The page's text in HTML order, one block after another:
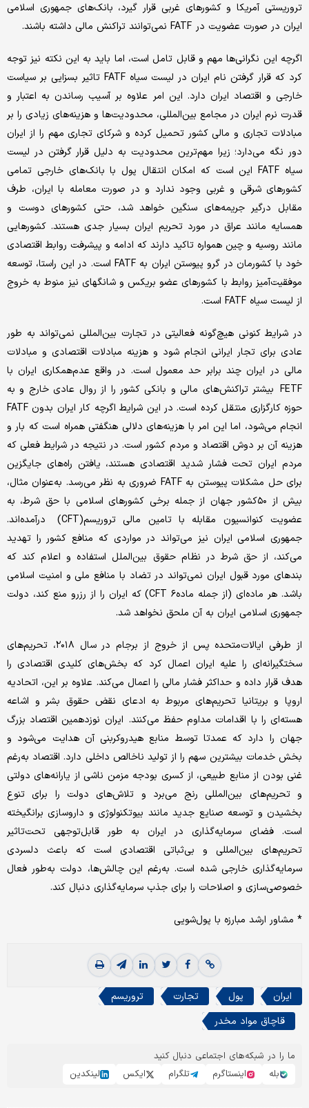
تروریستی آمریکا و کشورهای غربی قرار گیرد، بانک‌های جمهوری اسلامی
ایران در صورت عضویت در FATF نمی‌توانند تراکنش مالی داشته باشند.
اگرچه این نگرانی‌ها مهم و قابل تامل است، اما باید به این نکته نیز توجه
کرد که قرار گرفتن نام ایران در لیست سیاه FATF تاثیر بسزایی بر سیاست
خارجی و اقتصاد ایران دارد. این امر علاوه بر آسیب رساندن به اعتبار و
قدرت نرم ایران در مجامع بین‌المللی، محدودیت‌ها و هزینه‌‌‌های زیادی را بر
مبادلات تجاری و مالی کشور تحمیل کرده و شرکای تجاری مهم را از ایران
دور نگه می‌دارد؛ زیرا مهم‌ترین محدودیت به دلیل قرار گرفتن در لیست
سیاه FATF این است که امکان انتقال پول با بانک‌های خارجی تمامی
کشورهای شرقی و غربی وجود ندارد و در صورت معامله با ایران، طرف
مقابل درگیر جریمه‌های سنگین خواهد شد، حتی کشورهای دوست و
همسایه مانند عراق در مورد تحریم ایران بسیار جدی هستند. کشورهایی
مانند روسیه و چین همواره تاکید دارند که ادامه و پیشرفت روابط اقتصادی
خود با کشورمان در گرو پیوستن ایران به FATF است. در این راستا، توسعه
موفقیت‌آمیز روابط با کشورهای عضو بریکس و شانگهای نیز منوط به خروج
از لیست سیاه FATF است.
در شرایط کنونی هیچ‌گونه فعالیتی در تجارت بین‌المللی نمی‌تواند به طور
عادی برای تجار ایرانی انجام شود و هزینه مبادلات اقتصادی و مبادلات
مالی در ایران چند برابر حد معمول است. در واقع عدم‌همکاری ایران با
FETF بیشتر تراکنش‌های مالی و بانکی کشور را از روال عادی خارج و به
حوزه کارگزاری منتقل کرده است. در این شرایط اگرچه کار ایران بدون FATF
انجام می‌شود، اما این امر با هزینه‌های دلالی هنگفتی همراه است که بار و
هزینه آن بر دوش اقتصاد و مردم کشور است. در نتیجه در شرایط فعلی که
مردم ایران تحت فشار شدید اقتصادی هستند، یافتن راه‌های جایگزین
برای حل مشکلات پیوستن به FATF ضروری به نظر می‌رسد. به‌عنوان مثال،
بیش از ۵۰کشور جهان از جمله برخی کشورهای اسلامی با حق شرط، به
عضویت کنوانسیون مقابله با تامین مالی تروریسم(CFT) درآمده‌اند.
جمهوری اسلامی ایران نیز می‌تواند در مواردی که منافع کشور را تهدید
می‌کند، از حق شرط در نظام حقوق بین‌الملل استفاده و اعلام کند که
بندهای مورد قبول ایران نمی‌تواند در تضاد با منافع ملی و امنیت اسلامی
باشد. هر ماده‌ای (از جمله ماده۶ CFT) که ایران را از رزرو منع کند، دولت
جمهوری اسلامی ایران به آن ملحق نخواهد شد.
از طرفی ایالات‌متحده پس از خروج از برجام در سال ۲۰۱۸، تحریم‌های
سختگیرانه‌ای را علیه ایران اعمال کرد که بخش‌های کلیدی اقتصادی را
هدف قرار داده و حداکثر فشار مالی را اعمال می‌کند. علاوه بر این، اتحادیه
اروپا و بریتانیا تحریم‌‌‌های مربوط به ادعای نقض حقوق بشر و اشاعه
هسته‌‌‌ای را با اقدامات مداوم حفظ می‌کنند. ایران نوزدهمین اقتصاد بزرگ
جهان را دارد که عمدتا توسط منابع هیدروکربنی آن هدایت می‌شود و
بخش خدمات بیشترین سهم را از تولید ناخالص داخلی دارد. اقتصاد به‌رغم
غنی بودن از منابع طبیعی، از کسری بودجه مزمن ناشی از یارانه‌‌‌های دولتی
و تحریم‌‌‌های بین‌المللی رنج می‌‌‌برد و تلاش‌‌‌های دولت را برای تنوع
بخشیدن و توسعه صنایع جدید مانند بیوتکنولوژی و داروسازی برانگیخته
است. فضای سرمایه‌گذاری در ایران به طور قابل‌توجهی تحت‌تاثیر
تحریم‌های بین‌المللی و بی‌ثباتی اقتصادی است که باعث دلسردی
سرمایه‌گذاری خارجی شده است. به‌رغم این چالش‌ها، دولت به‌طور فعال
خصوصی‌سازی و اصلاحات را برای جذب سرمایه‌گذاری دنبال کند.
* مشاور ارشد مبارزه با پول‌شویی
ایران پول تجارت
تروریسم
قاچاق مواد مخدر
ما را در شبکه‌های اجتماعی دنبال کنید
بله
اینستاگرم تلگرام ایکس لینکدین